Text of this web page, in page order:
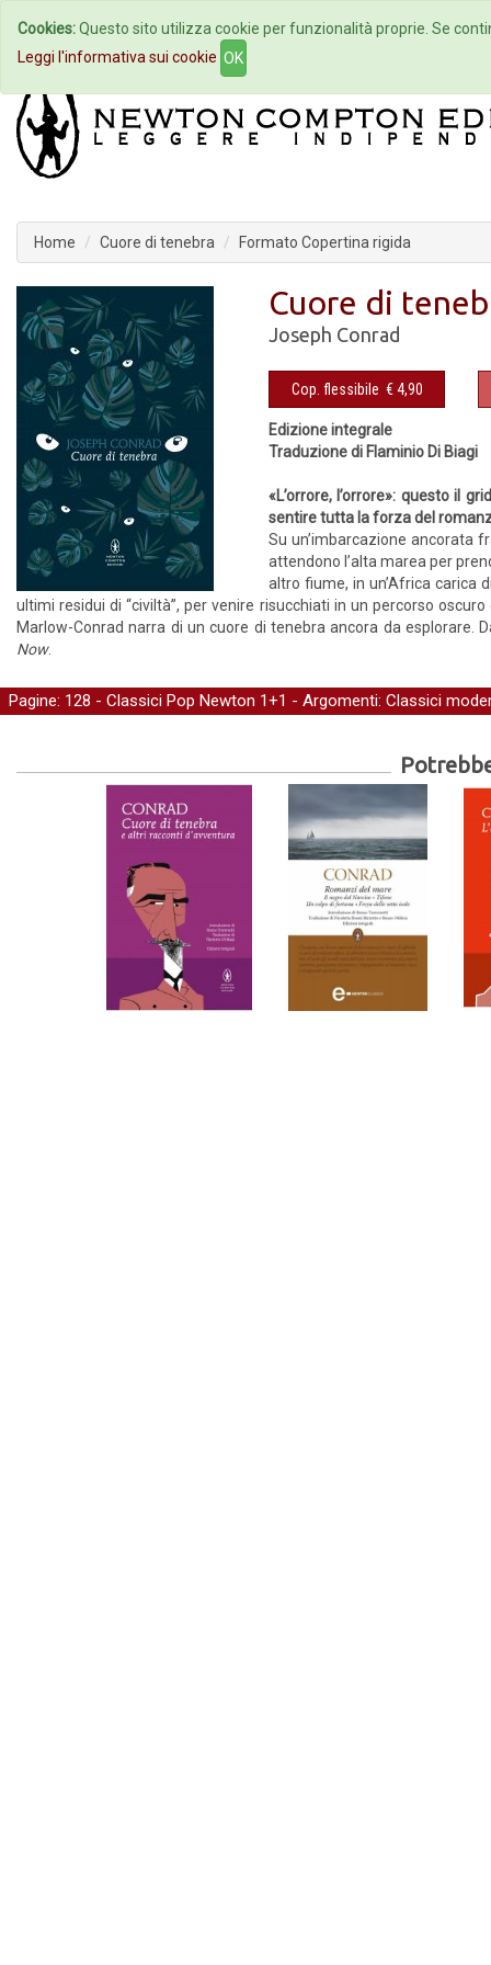
Home Autori Eventi
Home Cuore di tenebra Formato Copertina rigida
Cuore di
Joseph Conrad
Cop. flessibile € 4,90
Edizione integrale
Traduzione di Flaminio Di Biagi
«L’orrore, l’orrore»: questo il
sentire tutta la forza del
Su un’imbarcazione ancorata
attendono l’alta marea per
altro fiume, in un’Africa carica
ultimi residui di “civiltà”, per venire risucchiati in un percorso
Marlow-Conrad narra di un cuore di tenebra ancora da esplorare.
Now.
Pagine: 128 - Classici Pop Newton 1+1 - Argomenti: Classici
Cookies:Questo sito utilizza cookie per funzionalità proprie. Se
Leggi l'informativa sui cookie OK